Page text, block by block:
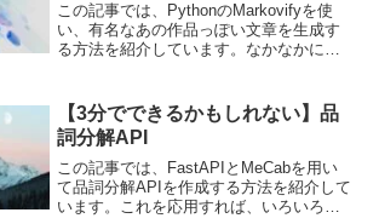
この記事では、PythonのMarkovifyを使
い、有名なあの作品っぽい文章を生成す
る方法を紹介しています。なかなかにイ
【3分でできるかもしれない】品
詞分解API
この記事では、FastAPIとMeCabを用い
て品詞分解APIを作成する方法を紹介して
います。これを応用すれば、いろいろな